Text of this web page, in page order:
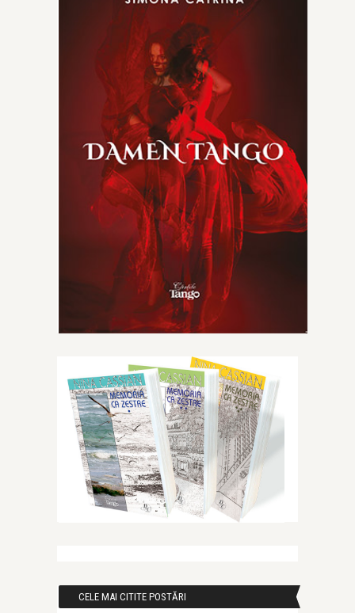
CELE MAI CITITE POSTĂRI